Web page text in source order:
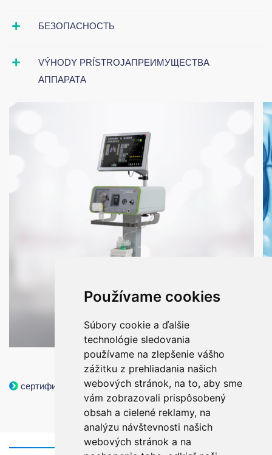
Používame cookies
Súbory cookie a ďalšie
technológie sledovania
používame na zlepšenie vášho
zážitku z prehliadania našich
webových stránok, na to, aby sme
vám zobrazovali prispôsobený
obsah a cielené reklamy, na
analýzu návštevnosti našich
webových stránok a na
БЕЗОПАСНОСТЬ
VÝHODY PRÍSTROJAПРЕИМУЩЕСТВА
АППАРАТА
сертификаты